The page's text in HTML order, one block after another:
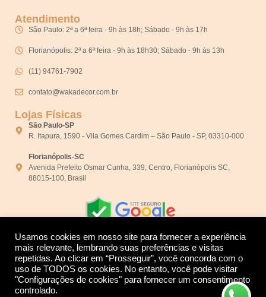
Atendimento
São Paulo: 2ª a 6ª feira - 9h às 18h; Sábado - 9h às 17h
Florianópolis: 2ª a 6ª feira - 9h às 18h30; Sábado - 9h às 13h
(11) 94761-7902
contato@wakadecor.com.br
Lojas Físicas
São Paulo-SP
R. Itapura, 1590 - Vila Gomes Cardim – São Paulo - SP, 03310-000
Florianópolis-SC
Avenida Prefeito Osmar Cunha, 339, Centro, Florianópolis SC,
88015-100, Brasil
Desenvolvido por:
Usamos cookies em nosso site para fornecer a experiência
mais relevante, lembrando suas preferências e visitas
repetidas. Ao clicar em “Prosseguir”, você concorda com o
uso de TODOS os cookies. No entanto, você pode visitar
"Configurações de cookies" para fornecer um consentimento
controlado.